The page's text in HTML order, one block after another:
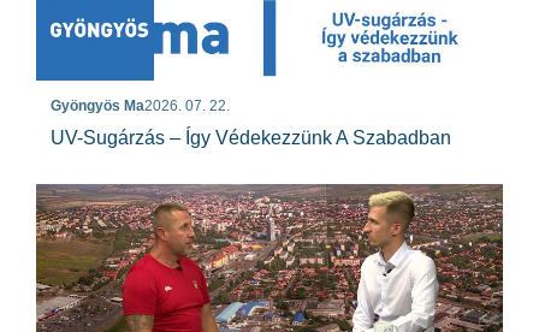
Gyöngyös Ma2026. 07. 22.
UV-Sugárzás – Így Védekezzünk A Szabadban